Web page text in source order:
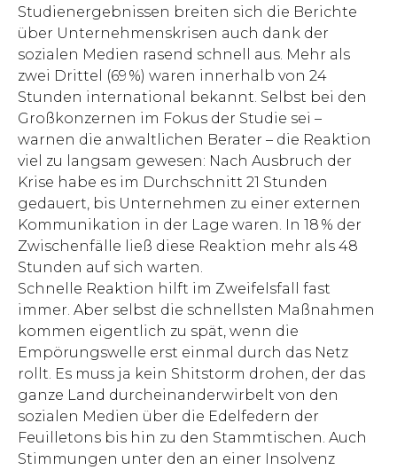
Studienergebnissen breiten sich die Berichte
über Unternehmenskrisen auch dank der
sozialen Medien rasend schnell aus. Mehr als
zwei Drittel (69 %) waren innerhalb von 24
Stunden international bekannt. Selbst bei den
Großkonzernen im Fokus der Studie sei –
warnen die anwaltlichen Berater – die Reaktion
viel zu langsam gewesen: Nach Ausbruch der
Krise habe es im Durchschnitt 21 Stunden
gedauert, bis Unternehmen zu einer externen
Kommunikation in der Lage waren. In 18 % der
Zwischenfälle ließ diese Reaktion mehr als 48
Stunden auf sich warten.
Schnelle Reaktion hilft im Zweifelsfall fast
immer. Aber selbst die schnellsten Maßnahmen
kommen eigentlich zu spät, wenn die
Empörungswelle erst einmal durch das Netz
rollt. Es muss ja kein Shitstorm drohen, der das
ganze Land durcheinanderwirbelt von den
sozialen Medien über die Edelfedern der
Feuilletons bis hin zu den Stammtischen. Auch
Stimmungen unter den an einer Insolvenz